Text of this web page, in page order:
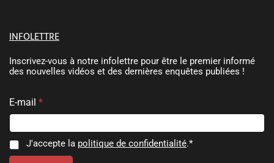
INFOLETTRE
Inscrivez-vous à notre infolettre pour être le premier informé
des nouvelles vidéos et des dernières enquêtes publiées !
E-mail *
E
-
C
o
C
o
J'accepte la politique de confidentialité.*